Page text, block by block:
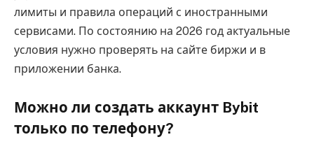
лимиты и правила операций с иностранными
сервисами. По состоянию на 2026 год актуальные
условия нужно проверять на сайте биржи и в
приложении банка.
Можно ли создать аккаунт Bybit
только по телефону?